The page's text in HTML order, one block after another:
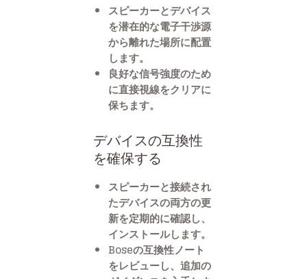
スピーカーとデバイス
を潜在的な電子干渉源
から離れた場所に配置
します。
良好な信号強度のため
に直接視線をクリアに
保ちます。
デバイスの互換性
を確保する
スピーカーと接続され
たデバイスの両方の更
新を定期的に確認し、
インストールします。
Boseの互換性ノート
をレビューし、追加の